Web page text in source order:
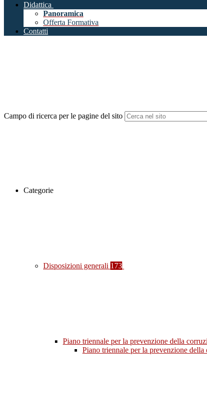
Didattica
Panoramica
Offerta Formativa
Contatti
Campo di ricerca per le pagine del sito
Categorie
Disposizioni generali 173
Piano triennale per la prevenzione della
Piano triennale per la prevenzione